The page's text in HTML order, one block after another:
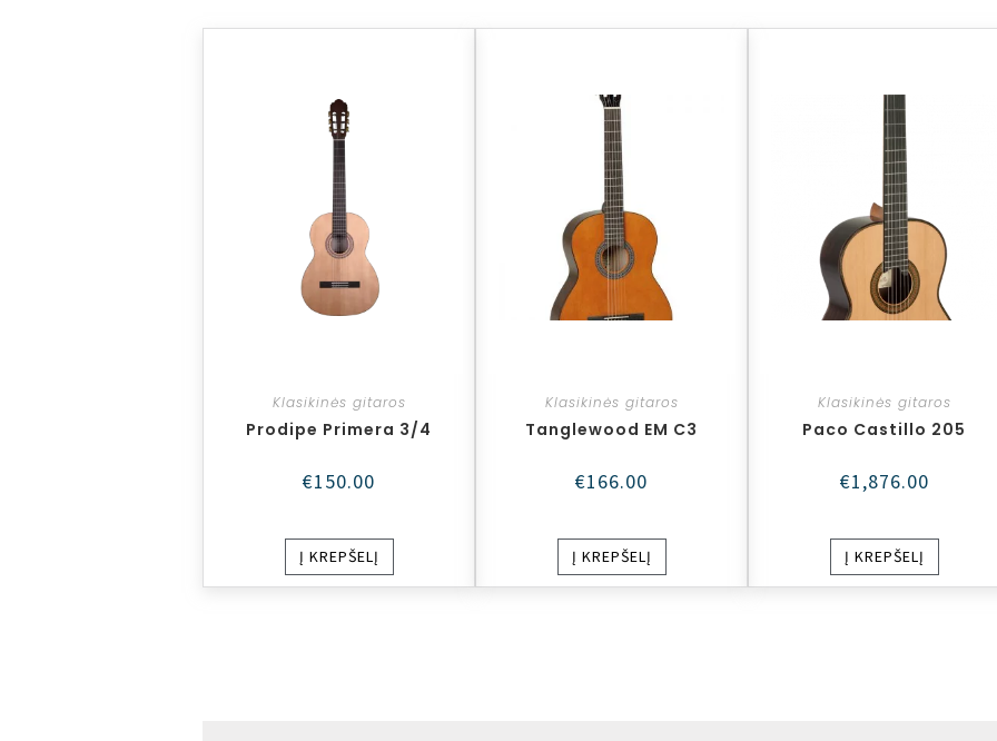
Klasikinės gitaros
Prodipe Primera 3/4
€150.00
Į KREPŠELĮ
Klasikinės gitaros
Tanglewood EM C3
€166.00
Į KREPŠELĮ
Klasikinės gitaros
Paco Castillo 205
€1,876.00
Į KREPŠELĮ